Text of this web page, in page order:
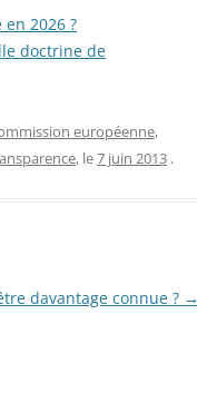
2026 ?
doctrine de
européenne,
, le7 juin 2013 .
davantage connue ? →